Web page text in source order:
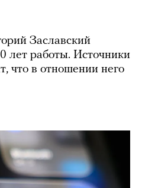
Заславский
лет работы. Источники
что в отношении него